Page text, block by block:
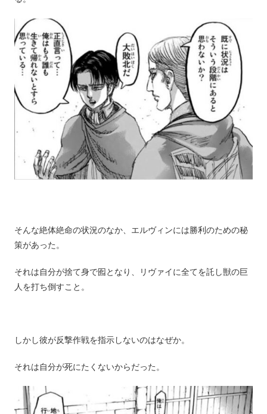
そんな絶体絶命の状況のなか、エルヴィンには勝利のための秘
策があった。
それは自分が捨て身で囮となり、リヴァイに全てを託し獣の巨
人を打ち倒すこと。
しかし彼が反撃作戦を指示しないのはなぜか。
それは自分が死にたくないからだった。